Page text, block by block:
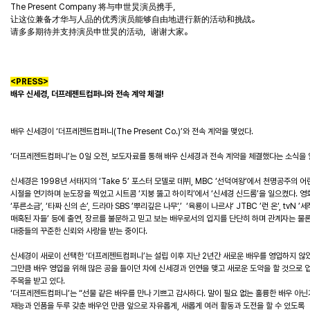
The Present Company 将与申世炅演员携手，
让这位兼备才华与人品的优秀演员能够自由地进行新的活动和挑战。
请多多期待并支持演员申世炅的活动，谢谢大家。
<PRESS>
배우 신세경, 더프레젠트컴퍼니와 전속 계약 체결!
배우 신세경이 ‘더프레젠트컴퍼니(The Present Co.)’와 전속 계약을 맺었다.
‘더프레젠트컴퍼니’는 0일 오전, 보도자료를 통해 배우 신세경과 전속 계약을 체결했다는 소식을
신세경은 1998년 서태지의 ‘Take 5’ 포스터 모델로 데뷔, MBC ‘선덕여왕’에서 천명공주의 어
시절을 연기하며 눈도장을 찍었고 시트콤 ‘지붕 뚫고 하이킥’에서 ‘신세경 신드롬’을 일으켰다. 영
‘푸른소금’, ‘타짜 신의 손’, 드라마 SBS ’뿌리깊은 나무‘,’ ‘육룡이 나르샤‘ JTBC ’런 온‘, tvN ’세
매혹된 자들’ 등에 출연, 장르를 불문하고 믿고 보는 배우로서의 입지를 단단히 하며 관계자는 물
대중들의 꾸준한 신뢰와 사랑을 받는 중이다.
신세경이 새로이 선택한 ‘더프레젠트컴퍼니’는 설립 이후 지난 2년간 새로운 배우를 영입하지 않
그만큼 배우 영입을 위해 많은 공을 들이던 차에 신세경과 인연을 맺고 새로운 도약을 할 것으로
주목을 받고 있다.
‘더프레젠트컴퍼니’는 “선물 같은 배우를 만나 기쁘고 감사하다. 말이 필요 없는 훌륭한 배우 아닌
재능과 인품을 두루 갖춘 배우인 만큼 앞으로 자유롭게, 새롭게 여러 활동과 도전을 할 수 있도록